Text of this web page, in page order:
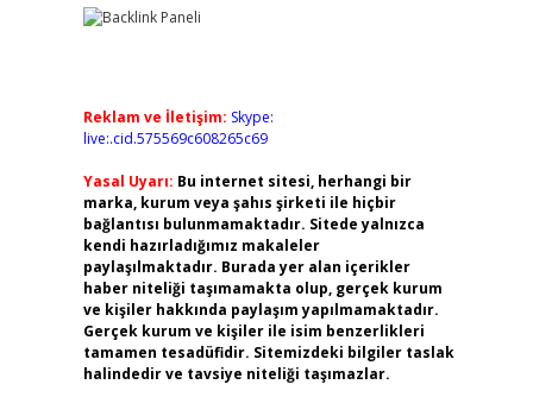
Reklam ve İletişim: Skype:
live:.cid.575569c608265c69
Yasal Uyarı: Bu internet sitesi, herhangi bir
marka, kurum veya şahıs şirketi ile hiçbir
bağlantısı bulunmamaktadır. Sitede yalnızca
kendi hazırladığımız makaleler
paylaşılmaktadır. Burada yer alan içerikler
haber niteliği taşımamakta olup, gerçek kurum
ve kişiler hakkında paylaşım yapılmamaktadır.
Gerçek kurum ve kişiler ile isim benzerlikleri
tamamen tesadüfidir. Sitemizdeki bilgiler taslak
halindedir ve tavsiye niteliği taşımazlar.